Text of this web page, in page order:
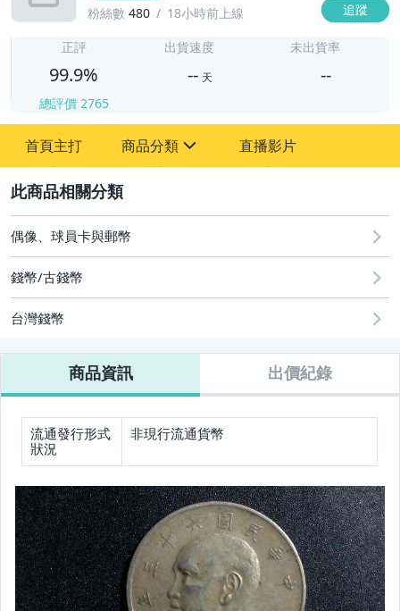
粉絲數 480 18小時前上線 追蹤
正評
99.9%
總評價 2765
出貨速度
-- 天
未出貨率
--
首頁主打 商品分類
偶像、球員卡與郵幣
直播影片
偶像、球員卡與郵幣
錢幣/古錢幣
台灣錢幣
商品資訊 出價紀錄
流通發行形式
狀況
非現行流通貨幣